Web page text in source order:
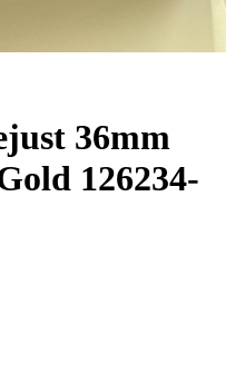
36mm
126234-